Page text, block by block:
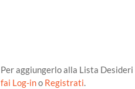
Per aggiungerlo alla Lista Desideri
fai Log-ino Registrati.